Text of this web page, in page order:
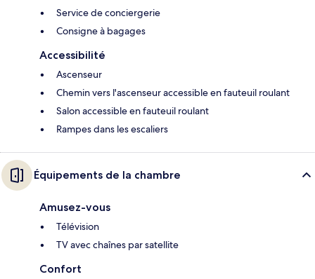
Service de conciergerie
Consigne à bagages
Accessibilité
Ascenseur
Chemin vers l'ascenseur accessible en fauteuil roulant
Salon accessible en fauteuil roulant
Rampes dans les escaliers
Équipements de la chambre
Amusez-vous
Télévision
TV avec chaînes par satellite
Confort